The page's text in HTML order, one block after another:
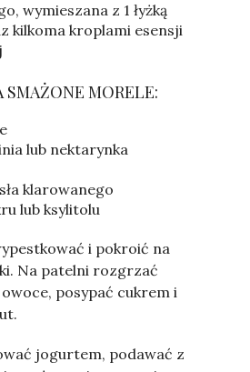
wymieszana z 1 łyżką
kilkoma kroplami esensji
MORELE:
lub nektarynka
klarowanego
lub ksylitolu
i pokroić na
Na patelni rozgrzać
posypać cukrem i
jogurtem, podawać z